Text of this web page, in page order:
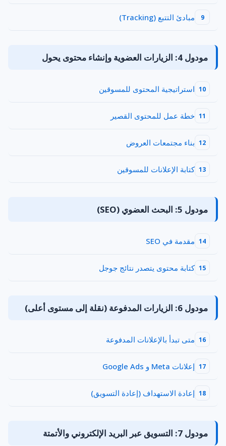
9 مبادئ التتبع (Tracking)
مودول 4: الزيارات العضوية وإنشاء محتوى يحول
10 استراتيجية المحتوى للمسوقين
11 خطة عمل للمحتوى القصير
12 بناء مجتمعات العروض
13 كتابة الإعلانات للمسوقين
مودول 5: البحث العضوي (SEO)
14 مقدمة في SEO
15 كتابة محتوى يتصدر نتائج جوجل
مودول 6: الزيارات المدفوعة (نقلة إلى مستوى أعلى)
16 متى تبدأ بالإعلانات المدفوعة
17 إعلانات Meta و Google Ads
18 إعادة الاستهداف (إعادة التسويق)
مودول 7: التسويق عبر البريد الإلكتروني والأتمتة